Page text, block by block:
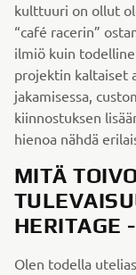
kulttuuri on ollut
“café racerin”
ilmiö kuin
projektin kaltaiset
jakamisessa,
kiinnostuksen
hienoa nähdä
MITÄ
HERITAGE
Olen todella